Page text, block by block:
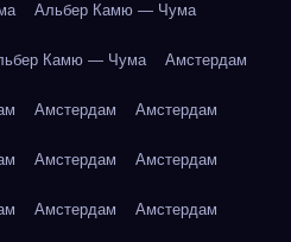
Альбер Камю — Чума
Камю — Чума Амстердам
Амстердам Амстердам
Амстердам Амстердам
Амстердам Амстердам